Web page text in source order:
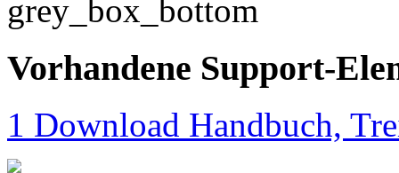
Vorhandene Support-
1 Download Handbuch,